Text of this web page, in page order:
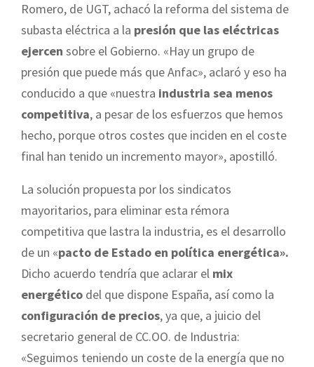
Romero, de UGT, achacó la reforma del sistema de
subasta eléctrica a la presión que las eléctricas
ejercen sobre el Gobierno. «Hay un grupo de
presión que puede más que Anfac», aclaró y eso ha
conducido a que «nuestra industria sea menos
competitiva, a pesar de los esfuerzos que hemos
hecho, porque otros costes que inciden en el coste
final han tenido un incremento mayor», apostilló.
La solución propuesta por los sindicatos
mayoritarios, para eliminar esta rémora
competitiva que lastra la industria, es el desarrollo
de un «pacto de Estado en política energética».
Dicho acuerdo tendría que aclarar el mix
energético del que dispone España, así como la
configuración de precios, ya que, a juicio del
secretario general de CC.OO. de Industria:
«Seguimos teniendo un coste de la energía que no